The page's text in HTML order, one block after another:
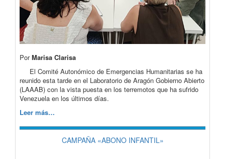
PorMarisa Clarisa
El Comité Autonómico de Emergencias Humanitarias se ha
reunido esta tarde en el Laboratorio de Aragón Gobierno Abierto
(LAAAB) con la vista puesta en los terremotos que ha sufrido
Venezuela en los últimos días.
Leer más…
CAMPAÑA «ABONO INFANTIL»